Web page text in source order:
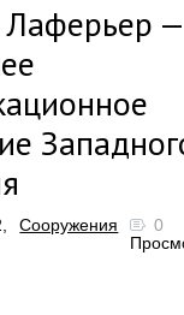
—
Сооружения
0